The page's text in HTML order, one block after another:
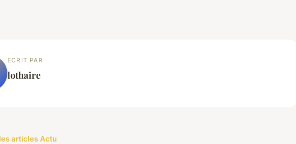
ECRIT PAR
lothaire
articles Actu